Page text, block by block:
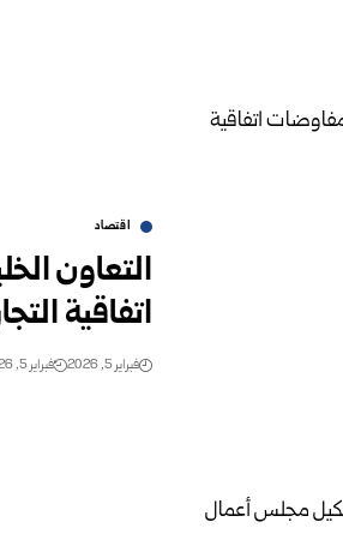
اقتصاد
التعاون
اتفاقية
فبراير 5, 2026 فبراير 5, 2026